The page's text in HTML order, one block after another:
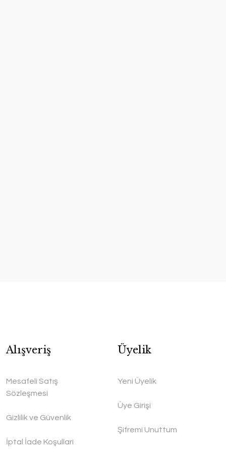
Alışveriş
Mesafeli Satış
Sözleşmesi
Gizlilik ve Güvenlik
İptal İade Koşullari
Üyelik
Yeni Üyelik
Üye Girişi
Şifremi Unuttum